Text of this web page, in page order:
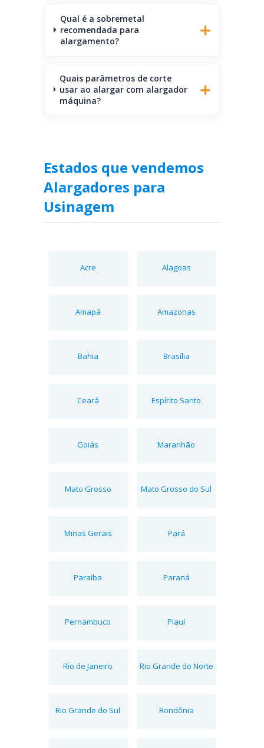
Qual é a sobremetal
recomendada para
alargamento?
Quais parâmetros de corte
usar ao alargar com alargador
máquina?
Estados que vendemos
Alargadores para
Usinagem
Acre Alagoas
Amapá Amazonas
Bahia Brasília
Ceará Espírito Santo
Goiás Maranhão
Mato Grosso Mato Grosso do Sul
Minas Gerais Pará
Paraíba Paraná
Pernambuco Piauí
Rio de Janeiro Rio Grande do Norte
Rio Grande do Sul Rondônia